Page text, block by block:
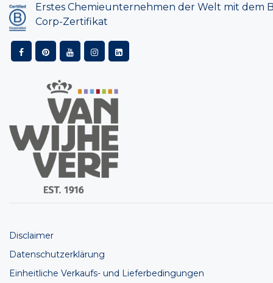
Erstes Chemieunternehmen der Welt mit dem
Corp-Zertifikat
Disclaimer
Datenschutzerklärung
Einheitliche Verkaufs- und Lieferbedingungen